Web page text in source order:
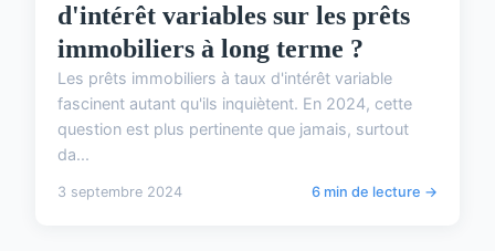
d'intérêt variables sur les prêts
immobiliers à long terme ?
Les prêts immobiliers à taux d'intérêt variable
fascinent autant qu'ils inquiètent. En 2024, cette
question est plus pertinente que jamais, surtout
da...
3 septembre 2024 6 min de lecture →